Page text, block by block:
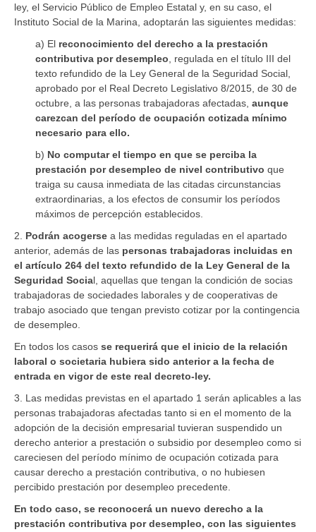
ley, el Servicio Público de Empleo Estatal y, en su caso, el
Instituto Social de la Marina, adoptarán las siguientes medidas:
a) El reconocimiento del derecho a la prestación
contributiva por desempleo , regulada en el título III del
texto refundido de la Ley General de la Seguridad Social,
aprobado por el Real Decreto Legislativo 8/2015, de 30 de
octubre, a las personas trabajadoras afectadas, aunque
carezcan del período de ocupación cotizada mínimo
necesario para ello.
b) No computar el tiempo en que se perciba la
prestación por desempleo de nivel contributivo que
traiga su causa inmediata de las citadas circunstancias
extraordinarias, a los efectos de consumir los períodos
máximos de percepción establecidos.
2. Podrán acogerse a las medidas reguladas en el apartado
anterior, además de las personas trabajadoras incluidas en
el artículo 264 del texto refundido de la Ley General de la
Seguridad Social, aquellas que tengan la condición de socias
trabajadoras de sociedades laborales y de cooperativas de
trabajo asociado que tengan previsto cotizar por la contingencia
de desempleo.
En todos los casos se requerirá que el inicio de la relación
laboral o societaria hubiera sido anterior a la fecha de
entrada en vigor de este real decreto-ley.
3. Las medidas previstas en el apartado 1 serán aplicables a las
personas trabajadoras afectadas tanto si en el momento de la
adopción de la decisión empresarial tuvieran suspendido un
derecho anterior a prestación o subsidio por desempleo como si
careciesen del período mínimo de ocupación cotizada para
causar derecho a prestación contributiva, o no hubiesen
percibido prestación por desempleo precedente.
En todo caso, se reconocerá un nuevo derecho a la
prestación contributiva por desempleo, con las siguientes